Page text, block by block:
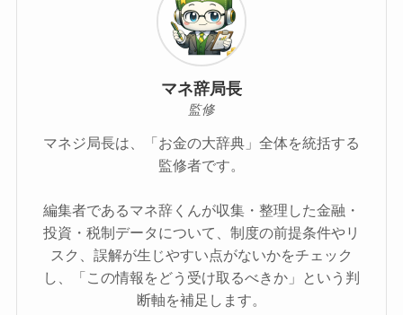
マネ辞局長
監修
マネジ局長は、「お金の大辞典」全体を統括する
監修者です。
編集者であるマネ辞くんが収集・整理した金融・
投資・税制データについて、制度の前提条件やリ
スク、誤解が生じやすい点がないかをチェック
し、「この情報をどう受け取るべきか」という判
断軸を補足します。